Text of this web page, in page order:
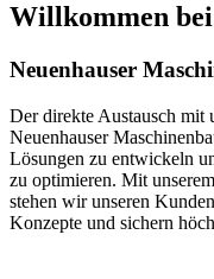
Willkommen
Neuenhauser
Der direkte Austausch mit
Neuenhauser
Lösungen zu entwickeln
zu optimieren. Mit
stehen wir unseren
Konzepte und sichern